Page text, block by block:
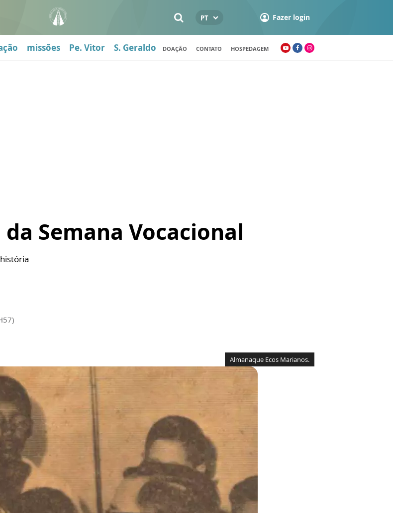
PT Fazer login
missões Pe. Vitor S. Geraldo DOAÇÃO CONTATO HOSPEDAGEM
Semana Vocacional
Almanaque Ecos Marianos.